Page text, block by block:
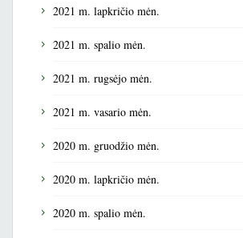
2021 m. lapkričio mėn.
2021 m. spalio mėn.
2021 m. rugsėjo mėn.
2021 m. vasario mėn.
2020 m. gruodžio mėn.
2020 m. lapkričio mėn.
2020 m. spalio mėn.